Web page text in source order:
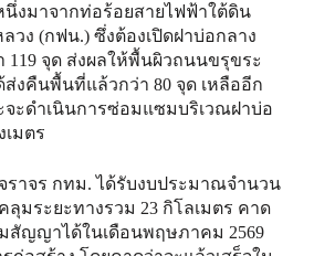
งมาจากท่อร้อยสายไฟฟ้าใต้ดิน
วง (กฟน.) ซึ่งต้องเปิดฝาบ่อกลาง
จุด ส่งผลให้พื้นผิวถนนขรุขระ
งคืนพื้นที่แล้วกว่า 80 จุด เหลืออีก
ะดำเนินการซ่อมแซมบริเวณฝาบ่อ
เมตร
ราจร กทม. ได้รับงบประมาณจำนวน
ลุมระยะทางรวม 23 กิโลเมตร คาด
สัญญาได้ในเดือนพฤษภาคม 2569